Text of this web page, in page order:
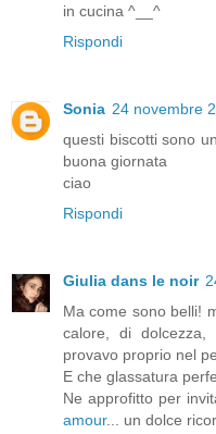
in cucina ^__^
Rispondi
Sonia 24 novembre
questi biscotti sono
buona giornata
ciao
Rispondi
Giulia dans le noir
Ma come sono belli!
calore, di dolcezza,
provavo proprio nel
E che glassatura
Ne approfitto per
amour... un dolce